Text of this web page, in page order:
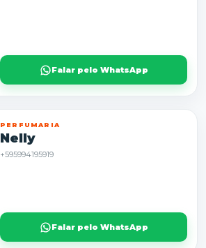
Falar pelo WhatsApp
PERFUMARIA
Nelly
+595994195919
Falar pelo WhatsApp